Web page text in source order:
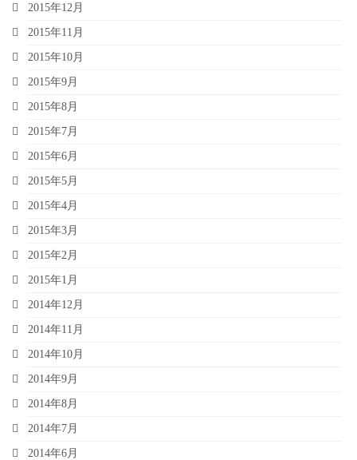
2015年12月
2015年11月
2015年10月
2015年9月
2015年8月
2015年7月
2015年6月
2015年5月
2015年4月
2015年3月
2015年2月
2015年1月
2014年12月
2014年11月
2014年10月
2014年9月
2014年8月
2014年7月
2014年6月